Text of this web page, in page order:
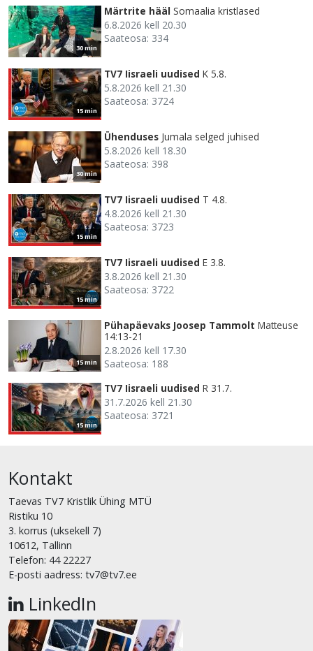
30 min
Märtrite hääl Somaalia kristlased
6.8.2026 kell 20.30
Saateosa: 334
15 min
TV7 Iisraeli uudised K 5.8.
5.8.2026 kell 21.30
Saateosa: 3724
30 min
Ühenduses Jumala selged juhised
5.8.2026 kell 18.30
Saateosa: 398
15 min
TV7 Iisraeli uudised T 4.8.
4.8.2026 kell 21.30
Saateosa: 3723
15 min
TV7 Iisraeli uudised E 3.8.
3.8.2026 kell 21.30
Saateosa: 3722
15 min
Pühapäevaks Joosep Tammolt Matteuse
14:13-21
2.8.2026 kell 17.30
Saateosa: 188
15 min
TV7 Iisraeli uudised R 31.7.
31.7.2026 kell 21.30
Saateosa: 3721
Kontakt
Taevas TV7 Kristlik Ühing MTÜ
Ristiku 10
3. korrus (uksekell 7)
10612, Tallinn
Telefon: 44 22227
E-posti aadress: tv7@tv7.ee
LinkedIn